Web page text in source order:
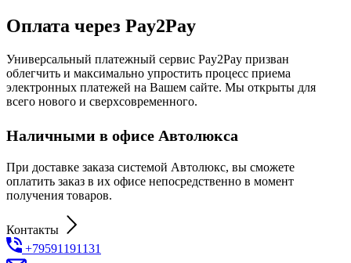
Оплата через Pay2Pay
Универсальный платежный сервис Pay2Pay призван
облегчить и максимально упростить процесс приема
электронных платежей на Вашем сайте. Мы открыты для
всего нового и сверхсовременного.
Наличными в офисе Автолюкса
При доставке заказа системой Автолюкс, вы сможете
оплатить заказ в их офисе непосредственно в момент
получения товаров.
Контакты
+79591191131